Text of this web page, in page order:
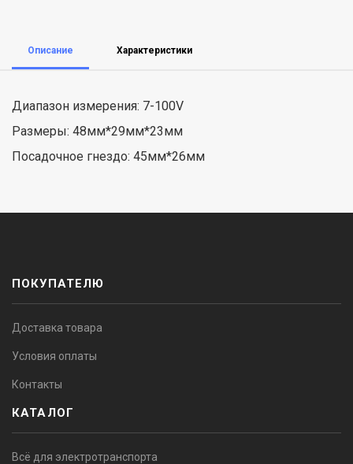
Описание Характеристики
Диапазон измерения: 7-100V
Размеры: 48мм*29мм*23мм
Посадочное гнездо: 45мм*26мм
ПОКУПАТЕЛЮ
Доставка товара
Условия оплаты
Контакты
КАТАЛОГ
Всё для электротранспорта